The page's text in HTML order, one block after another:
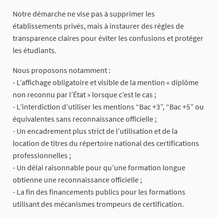
Notre démarche ne vise pas à supprimer les
établissements privés, mais à instaurer des règles de
transparence claires pour éviter les confusions et protéger
les étudiants.
Nous proposons notamment :
- L’affichage obligatoire et visible de la mention « diplôme
non reconnu par l’État » lorsque c’est le cas ;
- L’interdiction d’utiliser les mentions “Bac +3”, “Bac +5” ou
équivalentes sans reconnaissance officielle ;
- Un encadrement plus strict de l’utilisation et de la
location de titres du répertoire national des certifications
professionnelles ;
- Un délai raisonnable pour qu’une formation longue
obtienne une reconnaissance officielle ;
- La fin des financements publics pour les formations
utilisant des mécanismes trompeurs de certification.